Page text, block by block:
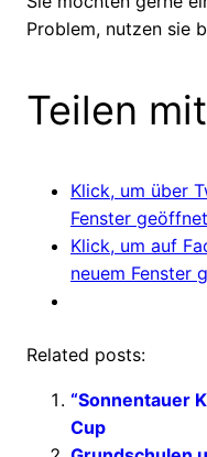
Problem, nutzen sie
Teilen
Klick, um über
Fenster
Klick, um auf
neuem Fenster
Related posts:
“Sonnentauer
Cup